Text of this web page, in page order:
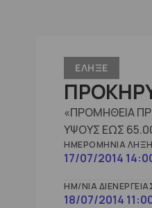
ΕΛΗΞΕ
«ΠΡΟΜΗΘΕΙΑ
ΥΨΟΥΣ ΕΩΣ
ΗΜΕΡΟΜΗΝΊΑ
17/07/2014
ΗΜ/ΝΊΑ
18/07/2014